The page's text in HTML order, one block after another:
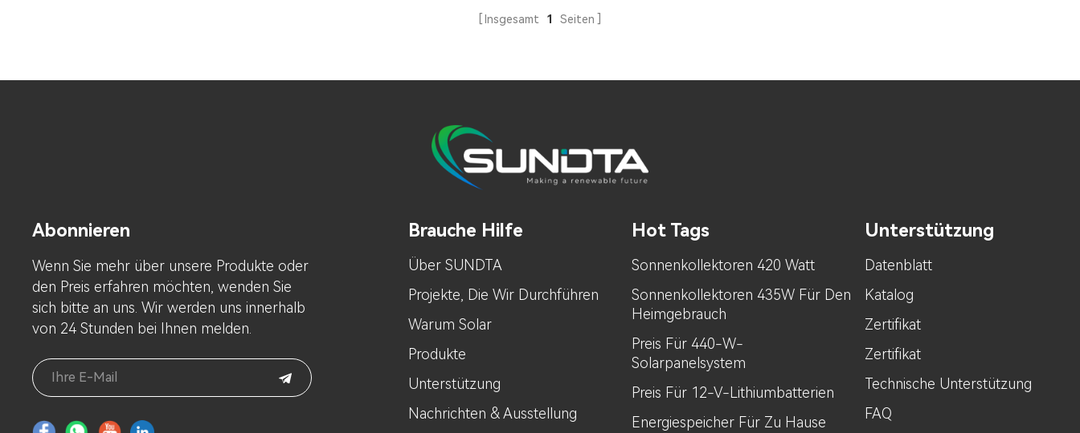
Insgesamt 1 Seiten
Abonnieren
Wenn Sie mehr über unsere Produkte oder
den Preis erfahren möchten, wenden Sie
sich bitte an uns. Wir werden uns innerhalb
von 24 Stunden bei Ihnen melden.
Brauche Hilfe
Über SUNDTA
Projekte, Die Wir Durchführen
Warum Solar
Produkte
Unterstützung
Nachrichten & Ausstellung
Hot Tags
Sonnenkollektoren 420 Watt
Sonnenkollektoren 435W Für Den
Heimgebrauch
Preis Für 440-W-
Solarpanelsystem
Preis Für 12-V-Lithiumbatterien
Energiespeicher Für Zu Hause
Unterstützung
Datenblatt
Katalog
Zertifikat
Zertifikat
Technische Unterstützung
FAQ